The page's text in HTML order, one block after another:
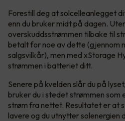
Forestill deg at solcelleanlegget
enn du bruker midt på dagen.
overskuddsstrømmen tilbake til
betalt for noe av dette (gjennom
salgsvilkår), men med xStorage
strømmen i batteriet ditt.
Senere på kvelden slår du på
bruker du i stedet strømmen som
strøm fra nettet. Resultatet er at
lavere og du utnytter solenergien